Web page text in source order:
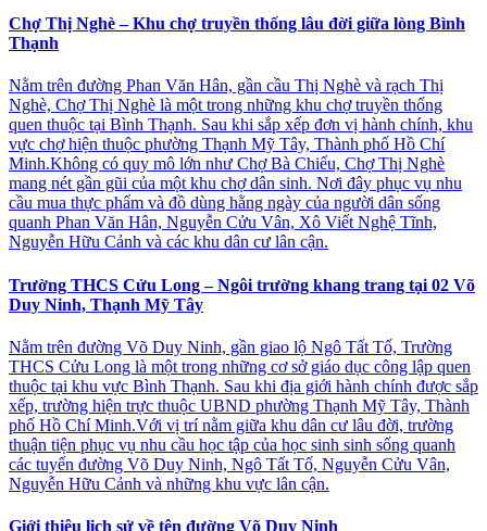
Chợ Thị Nghè – Khu chợ truyền thống lâu đời giữa lòng Bình
Thạnh
Nằm trên đường Phan Văn Hân, gần cầu Thị Nghè và rạch Thị
Nghè, Chợ Thị Nghè là một trong những khu chợ truyền thống
quen thuộc tại Bình Thạnh. Sau khi sắp xếp đơn vị hành chính, khu
vực chợ hiện thuộc phường Thạnh Mỹ Tây, Thành phố Hồ Chí
Minh.Không có quy mô lớn như Chợ Bà Chiểu, Chợ Thị Nghè
mang nét gần gũi của một khu chợ dân sinh. Nơi đây phục vụ nhu
cầu mua thực phẩm và đồ dùng hằng ngày của người dân sống
quanh Phan Văn Hân, Nguyễn Cửu Vân, Xô Viết Nghệ Tĩnh,
Nguyễn Hữu Cảnh và các khu dân cư lân cận.
Trường THCS Cửu Long – Ngôi trường khang trang tại 02 Võ
Duy Ninh, Thạnh Mỹ Tây
Nằm trên đường Võ Duy Ninh, gần giao lộ Ngô Tất Tố, Trường
THCS Cửu Long là một trong những cơ sở giáo dục công lập quen
thuộc tại khu vực Bình Thạnh. Sau khi địa giới hành chính được sắp
xếp, trường hiện trực thuộc UBND phường Thạnh Mỹ Tây, Thành
phố Hồ Chí Minh.Với vị trí nằm giữa khu dân cư lâu đời, trường
thuận tiện phục vụ nhu cầu học tập của học sinh sinh sống quanh
các tuyến đường Võ Duy Ninh, Ngô Tất Tố, Nguyễn Cửu Vân,
Nguyễn Hữu Cảnh và những khu vực lân cận.
Giới thiệu lịch sử về tên đường Võ Duy Ninh